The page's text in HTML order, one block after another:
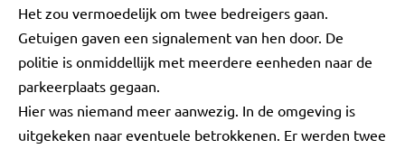
Het zou vermoedelijk om twee bedreigers gaan.
Getuigen gaven een signalement van hen door. De
politie is onmiddellijk met meerdere eenheden naar de
parkeerplaats gegaan.
Hier was niemand meer aanwezig. In de omgeving is
uitgekeken naar eventuele betrokkenen. Er werden twee